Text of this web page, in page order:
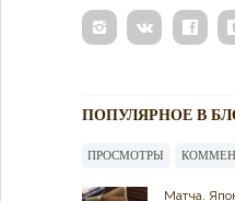
ПОПУЛЯРНОЕ В
ПРОСМОТРЫ
Матча.